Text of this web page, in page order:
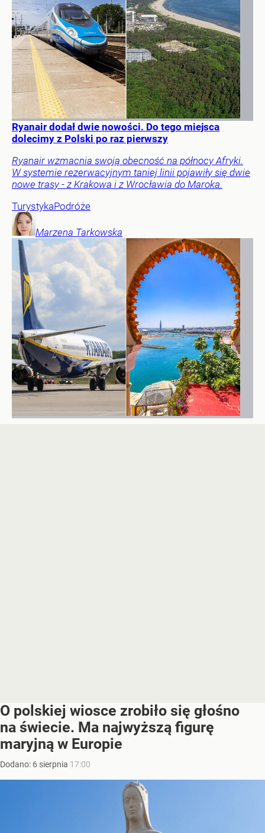
Ryanair dodał dwie nowości. Do tego miejsca
dolecimy z Polski po raz pierwszy
Ryanair wzmacnia swoją obecność na północy Afryki.
W systemie rezerwacyjnym taniej linii pojawiły się dwie
nowe trasy - z Krakowa i z Wrocławia do Maroka.
TurystykaPodróże
Marzena Tarkowska
O polskiej wiosce zrobiło się głośno
na świecie. Ma najwyższą figurę
maryjną w Europie
Dodano: 6 sierpnia 17:00